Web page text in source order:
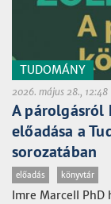
TUDOMÁNY
2026. május 28., 12:48
A párolgásról
előadása a
sorozatában
előadás könyvtár
Imre Marcell